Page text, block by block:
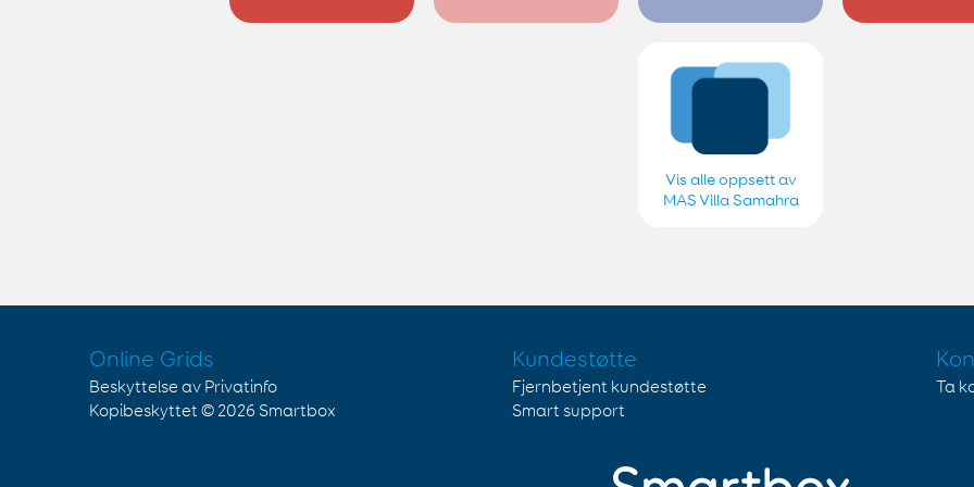
Vis alle oppsett av
MAS Villa Samahra
Online Grids
Beskyttelse av Privatinfo
Kopibeskyttet © 2026 Smartbox
Kundestøtte
Fjernbetjent kundestøtte
Smart support
Ta